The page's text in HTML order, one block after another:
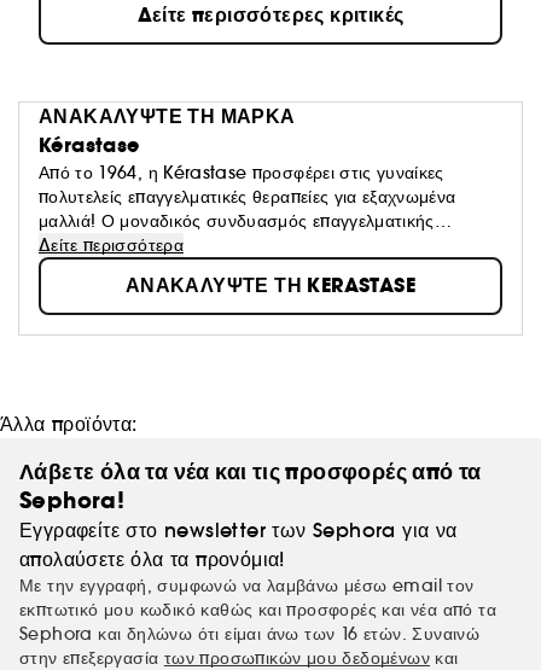
Δείτε περισσότερες κριτικές
ΑΝΑΚΑΛΥΨΤΕ ΤΗ ΜΑΡΚΑ
Kérastase
Από το 1964, η Kérastase προσφέρει στις γυναίκες
πολυτελείς επαγγελματικές θεραπείες για εξαχνωμένα
μαλλιά! Ο μοναδικός συνδυασμός επαγγελματικής
τεχνογνωσίας κομμωτικής και το καλύτερο της L'Oréal
Advanced Research, επιτρέπει σε κάθε γυναίκα να
προσφέρει ένα προσαρμοσμένο πρωτόκολλο θεραπείας
που θα της δώσει μια μοναδική εμπειρία και θα
αποκαλύψει όλη τη λάμψη των μαλλιών της.
Δείτε περισσότερα
ΑΝΑΚΑΛΥΨΤΕ ΤΗ KERASTASE
Άλλα προϊόντα:
Λάβετε όλα τα νέα και τις προσφορές από τα
Sephora!
Εγγραφείτε στο newsletter των Sephora για να
απολαύσετε όλα τα προνόμια!
Με την εγγραφή, συμφωνώ να λαμβάνω μέσω email τον
εκπτωτικό μου κωδικό καθώς και προσφορές και νέα από τα
Sephora και δηλώνω ότι είμαι άνω των 16 ετών. Συναινώ
στην επεξεργασία των προσωπικών μου δεδομένων και